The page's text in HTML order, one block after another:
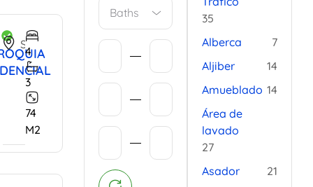
Sagrado Corazón 2, La Parroquia
4
3
74
M2
Baths
35
Alberca
7
Aljiber
14
Amueblado 14
Área de
lavado
27
Asador
21